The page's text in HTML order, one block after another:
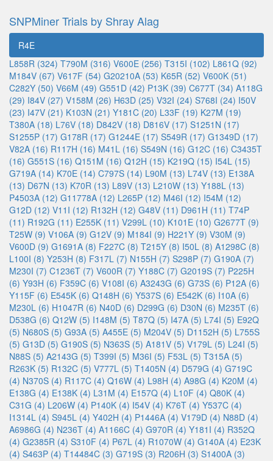
SNPMiner Trials by Shray Alag
R4E
L858R (324) T790M (316) V600E (256) T315I (102) L861Q (92)
M184V (67) V617F (54) G20210A (53) K65R (52) V600K (51)
C282Y (50) V66M (49) G551D (42) P13K (39) C677T (34) A118G
(29) I84V (27) V158M (26) H63D (25) V32I (24) S768I (24) I50V
(23) I47V (21) K103N (21) Y181C (20) L33F (19) K27M (19)
T380A (18) L76V (18) D842V (18) D816V (17) S1251N (17)
S1255P (17) G178R (17) G1244E (17) S549R (17) G1349D (17)
V82A (16) R117H (16) M41L (16) S549N (16) G12C (16) C3435T
(16) G551S (16) Q151M (16) Q12H (15) K219Q (15) I54L (15)
G719A (14) K70E (14) C797S (14) L90M (13) L74V (13) E138A
(13) D67N (13) K70R (13) L89V (13) L210W (13) Y188L (13)
P4503A (12) G11778A (12) L265P (12) M46I (12) I54M (12)
G12D (12) V11I (12) R132H (12) G48V (11) D961H (11) T74P
(11) R192G (11) E255K (11) V299L (10) K101E (10) G2677T (9)
T25W (9) V106A (9) G12V (9) M184I (9) H221Y (9) V30M (9)
V600D (9) G1691A (8) F227C (8) T215Y (8) I50L (8) A1298C (8)
L100I (8) Y253H (8) F317L (7) N155H (7) S298P (7) G190A (7)
M230I (7) C1236T (7) V600R (7) Y188C (7) G2019S (7) P225H
(6) Y93H (6) F359C (6) V108I (6) A3243G (6) G73S (6) P12A (6)
Y115F (6) E545K (6) Q148H (6) Y537S (6) E542K (6) I10A (6)
M230L (6) H1047R (6) N40D (6) D299G (6) D30N (6) M235T (6)
D538G (6) Q12W (5) I148M (5) T87Q (5) I47A (5) L74I (5) E92Q
(5) N680S (5) G93A (5) A455E (5) M204V (5) D1152H (5) L755S
(5) G13D (5) G190S (5) N363S (5) A181V (5) V179L (5) L24I (5)
N88S (5) A2143G (5) T399I (5) M36I (5) F53L (5) T315A (5)
R263K (5) R132C (5) V777L (5) T1405N (4) D579G (4) G719C
(4) N370S (4) R117C (4) Q16W (4) L98H (4) A98G (4) K20M (4)
E138G (4) E138K (4) L31M (4) E157Q (4) L10F (4) Q80K (4)
C31G (4) L206W (4) P140K (4) I54V (4) K76T (4) Y537C (4)
I1314L (4) S945L (4) Y402H (4) P1446A (4) V179D (4) N88D (4)
A6986G (4) N236T (4) A1166C (4) G970R (4) Y181I (4) R352Q
(4) G2385R (4) S310F (4) P67L (4) R1070W (4) G140A (4) E23K
(4) S463P (4) T14484C (3) G719S (3) R206H (3) S1400A (3)